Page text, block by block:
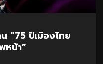
“75 ปีเมืองไทย
หน้า”